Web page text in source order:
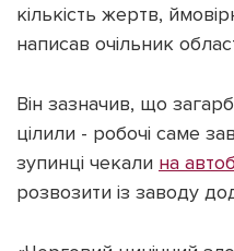
кількість жертв,
написав очільник
Він зазначив, що
цілили - робочі саме
зупинці чекали на
розвозити із заводу